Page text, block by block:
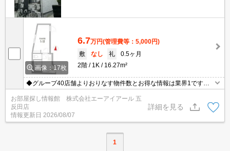
画像：17枚
6.7万円(管理費等：5,000円)
敷
なし 礼
0.5ヶ月
2階
1K 16.27m²
◆グループ40店舗よりおりなす物件数とお得な情報は業界1です◆
仲介手数料無料物件有◆保証人様不要◆礼金敷金0物件多数有◆お
電話ご連絡即ご対応致します◆【0120-772-074】迄！
お部屋探し情報館 株式会社エーアイアール 五
反田店
情報更新日 2026/08/07
詳細を見る
1